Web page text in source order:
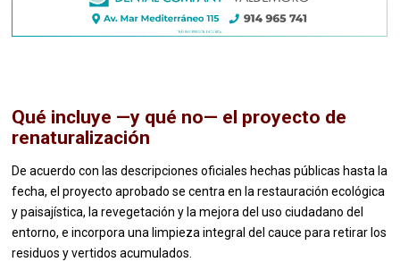
Qué incluye —y qué no— el proyecto de
renaturalización
De acuerdo con las descripciones oficiales hechas públicas hasta la
fecha, el proyecto aprobado se centra en la restauración ecológica
y paisajística, la revegetación y la mejora del uso ciudadano del
entorno, e incorpora una limpieza integral del cauce para retirar los
residuos y vertidos acumulados.